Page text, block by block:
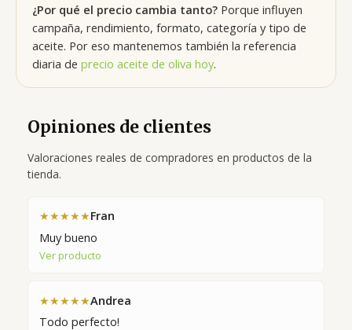
¿Por qué el precio cambia tanto? Porque influyen
campaña, rendimiento, formato, categoría y tipo de
aceite. Por eso mantenemos también la referencia
diaria de precio aceite de oliva hoy.
Opiniones de clientes
Valoraciones reales de compradores en productos de la
tienda.
★★★★★Fran
Muy bueno
Ver producto
★★★★★Andrea
Todo perfecto!